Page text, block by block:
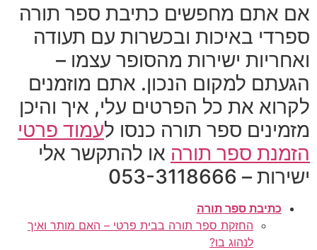
אם אתם מחפשים כתיבת ספר תורה
ספרדי באיכות ובכשרות עם תעודה
ואחריות ישירות מהסופר עצמו –
הגעתם למקום הנכון. אתם מוזמנים
לקרוא את כל הפרטים עלי, איך והיכן
מזמינים ספר תורה כנסו לעמוד פרטי
הזמנת ספר תורה או להתקשר אלי
ישירות – 053-3118666
כתיבת ספר תורה
החזקת ספר תורה בבית פרטי – האם מותר ואיך
לנהוג בו?